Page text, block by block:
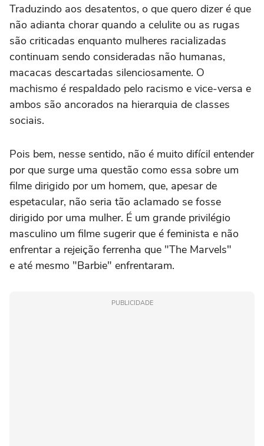
Traduzindo aos desatentos, o que quero dizer é que
não adianta chorar quando a celulite ou as rugas
são criticadas enquanto mulheres racializadas
continuam sendo consideradas não humanas,
macacas descartadas silenciosamente. O
machismo é respaldado pelo racismo e vice-versa e
ambos são ancorados na hierarquia de classes
sociais.
Pois bem, nesse sentido, não é muito difícil entender
por que surge uma questão como essa sobre um
filme dirigido por um homem, que, apesar de
espetacular, não seria tão aclamado se fosse
dirigido por uma mulher. É um grande privilégio
masculino um filme sugerir que é feminista e não
enfrentar a rejeição ferrenha que "The Marvels"
e até mesmo "Barbie" enfrentaram.
PUBLICIDADE